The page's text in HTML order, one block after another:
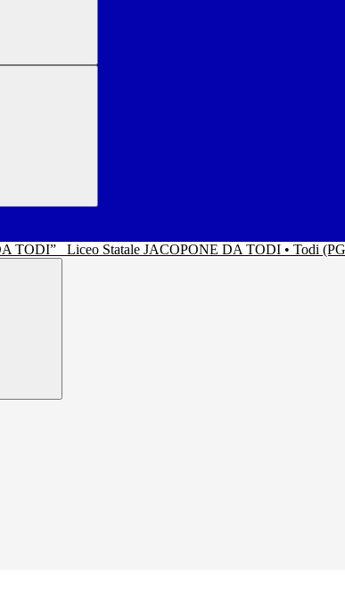
Liceo Statale JACOPONE DA TODI • Todi